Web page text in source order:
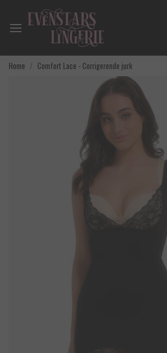
Home Comfort Lace - Corrigerende jurk